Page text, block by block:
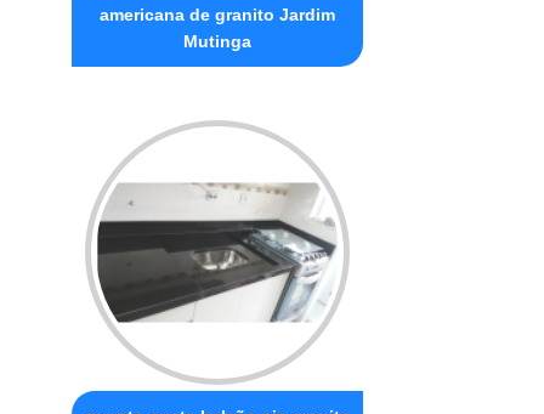
americana de granito Jardim
Mutinga